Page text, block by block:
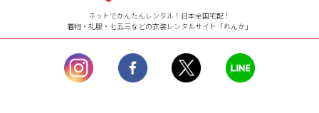
【お問い合わせ窓口（メー
ル）】10:00~17:00
土曜日、日曜日、臨
時休業日を除く。
営業時間外にいただ
ネットでかんたんレンタル！日本全国宅配！
着物・礼服・七五三などの衣装レンタルサイト「れんか」